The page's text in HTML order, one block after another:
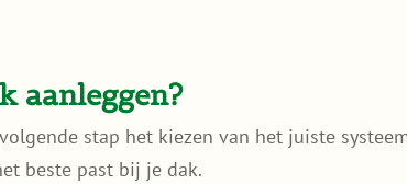
aanleggen?
stap het kiezen van het juiste
beste past bij je dak.